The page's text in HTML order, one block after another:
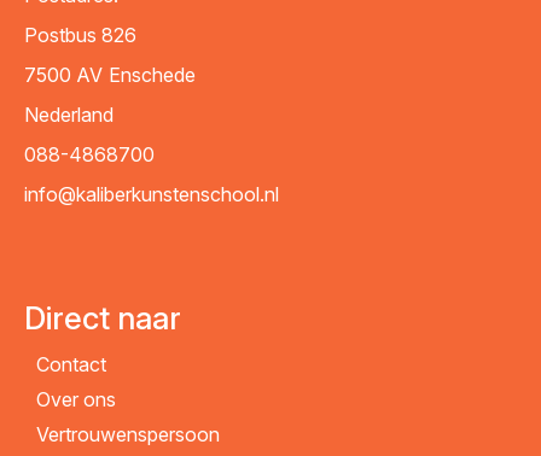
Postbus 826
7500 AV Enschede
Nederland
088-4868700
info@kaliberkunstenschool.nl
Direct naar
Contact
Over ons
Vertrouwenspersoon